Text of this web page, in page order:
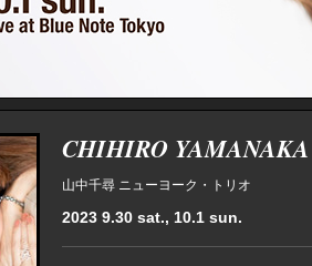
CHIHIRO
山中千尋 ニューヨーク・トリオ
2023 9.30 sat., 10.1 sun.